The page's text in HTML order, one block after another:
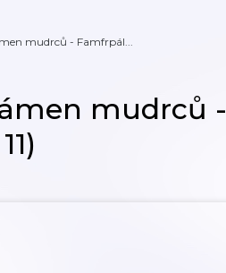
mudrců - Famfrpál...
mudrců -